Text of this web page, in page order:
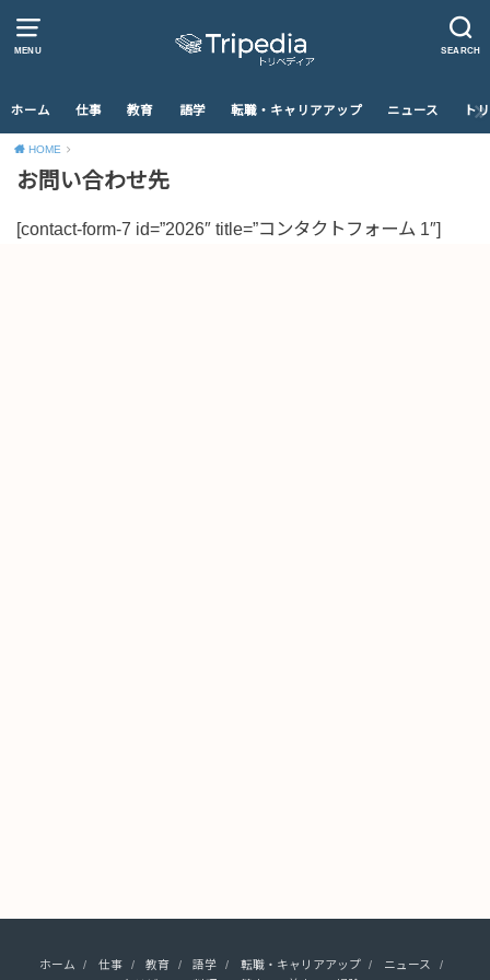
MENU SEARCH
ホーム 仕事 教育 語学 転職・キャリアアップ ニュース ト
HOME
お問い合わせ先
[contact-form-7 id=”2026″ title=”コンタクトフォーム 1″]
ホーム 仕事 教育 語学 転職・キャリアアップ
ニュース